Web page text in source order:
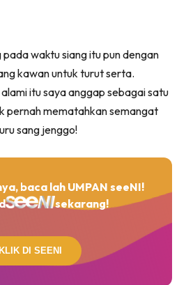
waktu siang itu pun dengan
kawan untuk turut serta.
itu saya anggap sebagai satu
pernah mematahkan semangat
sang jenggo!
baca lah UMPAN seeNI!
sekarang!
KLIK DI SEENI